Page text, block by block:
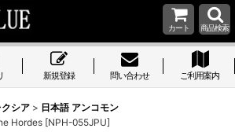
カート 商品検索
新規登録 問い合わせ ご利用案内
シア > 日本語 アンコモン
Hordes [NPH-055JPU]